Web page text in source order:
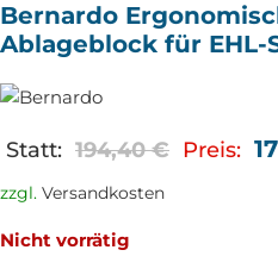
Bernardo
Ablageblock für EHL-
Statt: 194,40€ Preis:
zzgl. Versandkosten
Nicht vorrätig